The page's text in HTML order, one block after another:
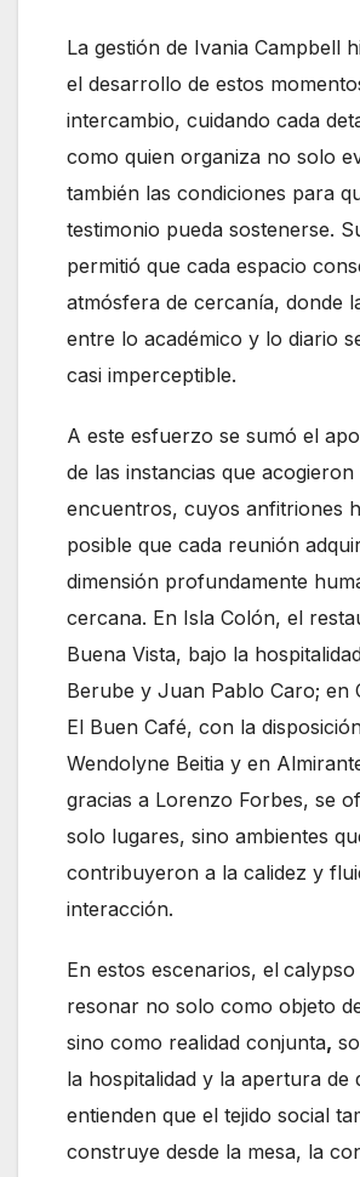
La gestión de Ivania Campbell
el desarrollo de estos
intercambio, cuidando cada
como quien organiza no solo
también las condiciones para
testimonio pueda sostenerse.
permitió que cada espacio
atmósfera de cercanía, donde
entre lo académico y lo diario
casi imperceptible.
A este esfuerzo se sumó el
de las instancias que acogieron
encuentros, cuyos anfitriones
posible que cada reunión
dimensión profundamente
cercana. En Isla Colón, el
Buena Vista, bajo la
Berube y Juan Pablo Caro; en
El Buen Café, con la
Wendolyne Beitia y en
gracias a Lorenzo Forbes, se
solo lugares, sino ambientes
contribuyeron a la calidez y
interacción.
En estos escenarios, el
resonar no solo como objeto
sino como realidad conjunta,
la hospitalidad y la apertura de
entienden que el tejido social
construye desde la mesa, la